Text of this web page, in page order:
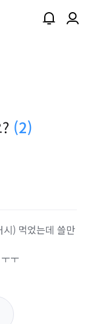
(2)
) 먹었는데 쓸만
ㅜ